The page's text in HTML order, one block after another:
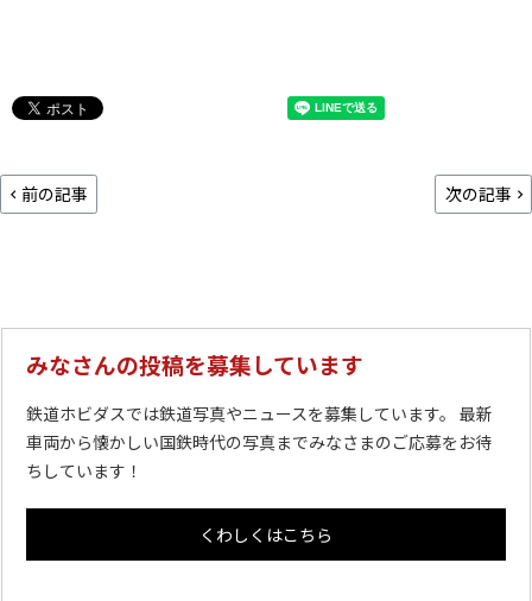
前の記事 次の記事
みなさんの投稿を募集しています
鉄道ホビダスでは鉄道写真やニュースを募集しています。 最新
車両から懐かしい国鉄時代の写真までみなさまのご応募をお待
ちしています！
くわしくはこちら